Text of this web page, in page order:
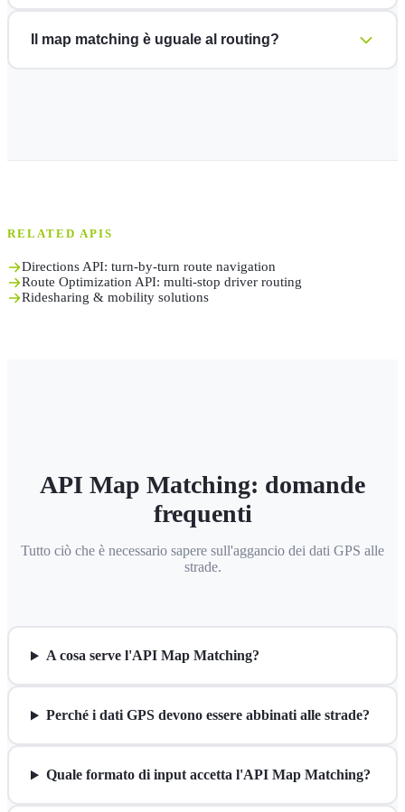
Il map matching è uguale al routing?
RELATED APIS
Directions API: turn-by-turn route navigation
Route Optimization API: multi-stop driver routing
Ridesharing & mobility solutions
API Map Matching: domande
frequenti
Tutto ciò che è necessario sapere sull'aggancio dei dati GPS alle
strade.
A cosa serve l'API Map Matching?
Perché i dati GPS devono essere abbinati alle strade?
Quale formato di input accetta l'API Map Matching?